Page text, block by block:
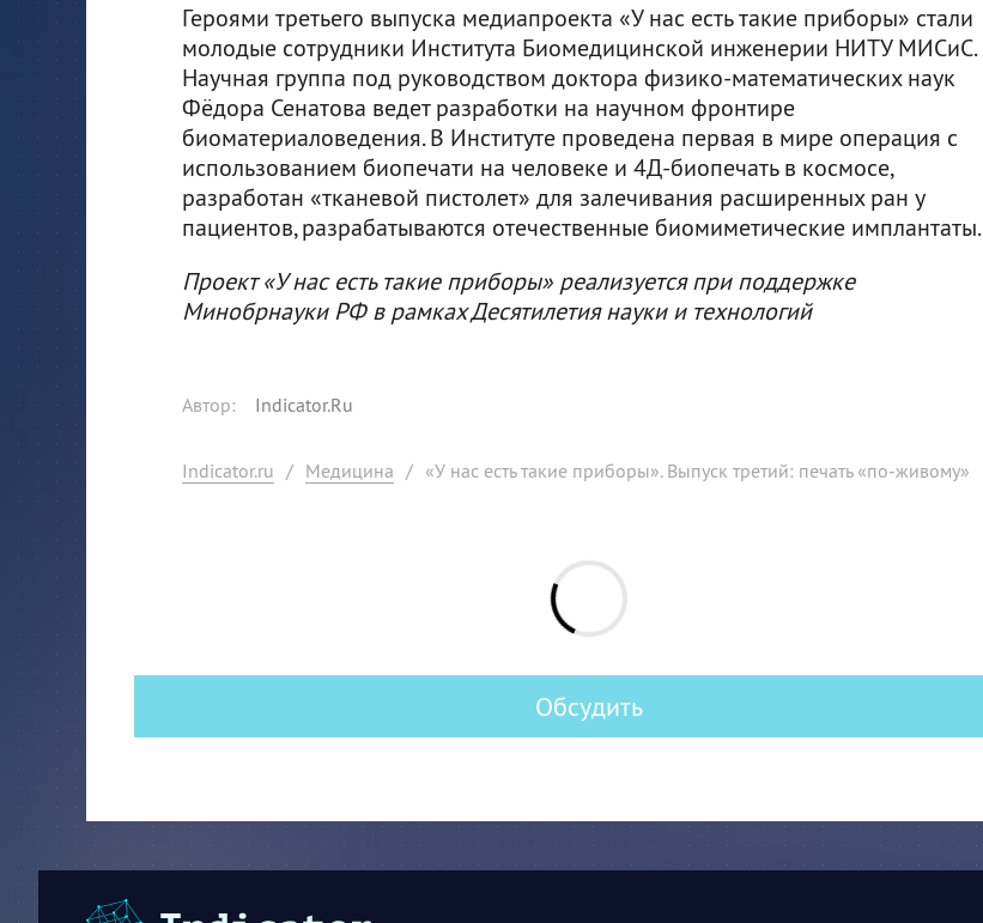
Героями третьего выпуска медиапроекта «У нас есть такие приборы» стали
молодые сотрудники Института Биомедицинской инженерии НИТУ МИСиС.
Научная группа под руководством доктора физико-математических наук
Фёдора Сенатова ведет разработки на научном фронтире
биоматериаловедения. В Институте проведена первая в мире операция с
использованием биопечати на человеке и 4Д-биопечать в космосе,
разработан «тканевой пистолет» для залечивания расширенных ран у
пациентов, разрабатываются отечественные биомиметические имплантаты.
Проект «У нас есть такие приборы» реализуется при поддержке
Минобрнауки РФ в рамках Десятилетия науки и технологий
Автор: Indicator.Ru
Indicator.ru / Медицина / «У нас есть такие приборы». Выпуск третий: печать «по-живому»
Обсудить